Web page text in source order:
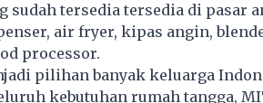
sudah tersedia tersedia di pasar
air fryer, kipas angin,
processor.
pilihan banyak keluarga
kebutuhan rumah tangga,